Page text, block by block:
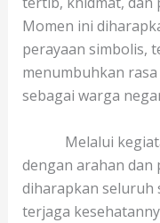
Momen ini
perayaan simbolis,
menumbuhkan
sebagai warga
Melalui
dengan arahan dan
diharapkan seluruh
terjaga